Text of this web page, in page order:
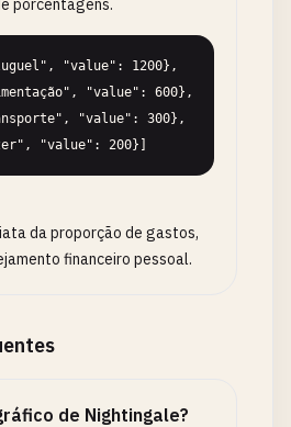
porcentagens.
"value": 1200},
"value": 600},
"value": 300},
"value": 200}]
da proporção de gastos,
financeiro pessoal.
de Nightingale?